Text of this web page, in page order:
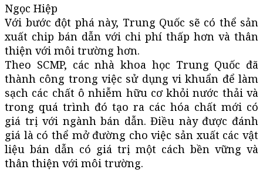
Ngọc Hiệp
Với bước đột phá này, Trung Quốc sẽ có thể sản
xuất chip bán dẫn với chi phí thấp hơn và thân
thiện với môi trường hơn.
Theo SCMP, các nhà khoa học Trung Quốc đã
thành công trong việc sử dụng vi khuẩn để làm
sạch các chất ô nhiễm hữu cơ khỏi nước thải và
trong quá trình đó tạo ra các hóa chất mới có
giá trị với ngành bán dẫn. Điều này được đánh
giá là có thể mở đường cho việc sản xuất các vật
liệu bán dẫn có giá trị một cách bền vững và
thân thiện với môi trường.